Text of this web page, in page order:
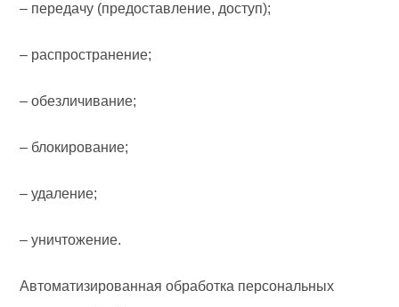
– передачу (предоставление, доступ);
– распространение;
– обезличивание;
– блокирование;
– удаление;
– уничтожение.
Автоматизированная обработка персональных